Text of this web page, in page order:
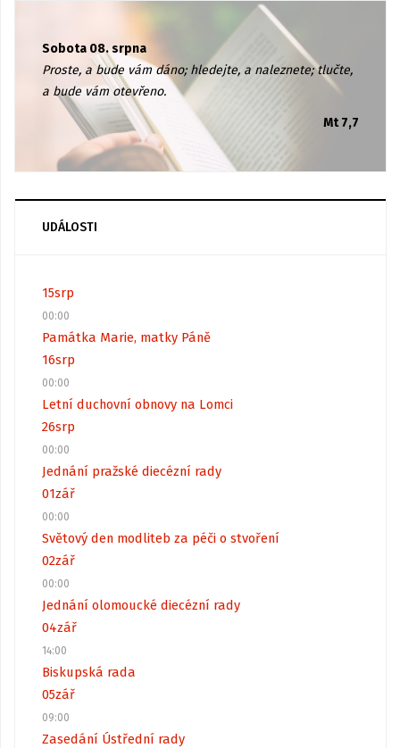
Sobota 08. srpna
Proste, a bude vám dáno; hledejte, a naleznete; tlučte,
a bude vám otevřeno.
Mt 7,7
UDÁLOSTI
15srp
00:00
Památka Marie, matky Páně
16srp
00:00
Letní duchovní obnovy na Lomci
26srp
00:00
Jednání pražské diecézní rady
01zář
00:00
Světový den modliteb za péči o stvoření
02zář
00:00
Jednání olomoucké diecézní rady
04zář
14:00
Biskupská rada
05zář
09:00
Zasedání Ústřední rady